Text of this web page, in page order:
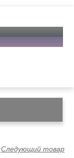
Следующий товар